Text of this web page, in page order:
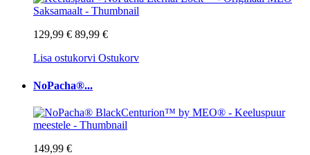
129,99 € 89,99 €
Lisa ostukorvi Ostukorv
NoPacha®...
149,99 €